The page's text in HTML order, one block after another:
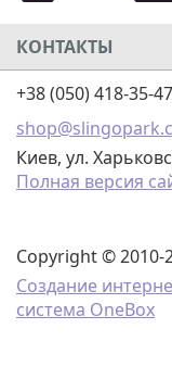
КОНТАКТЫ
+38 (050) 418-35-47
Киев, ул.
Полная версия
Copyright © 2010-
Создание
система OneBox